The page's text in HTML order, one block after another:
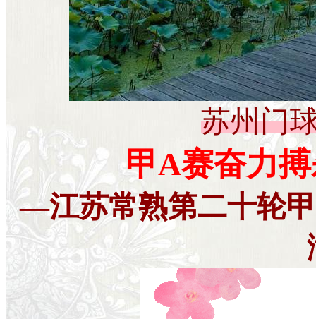
苏州门
甲A赛奋力
—江苏常熟第二十轮甲